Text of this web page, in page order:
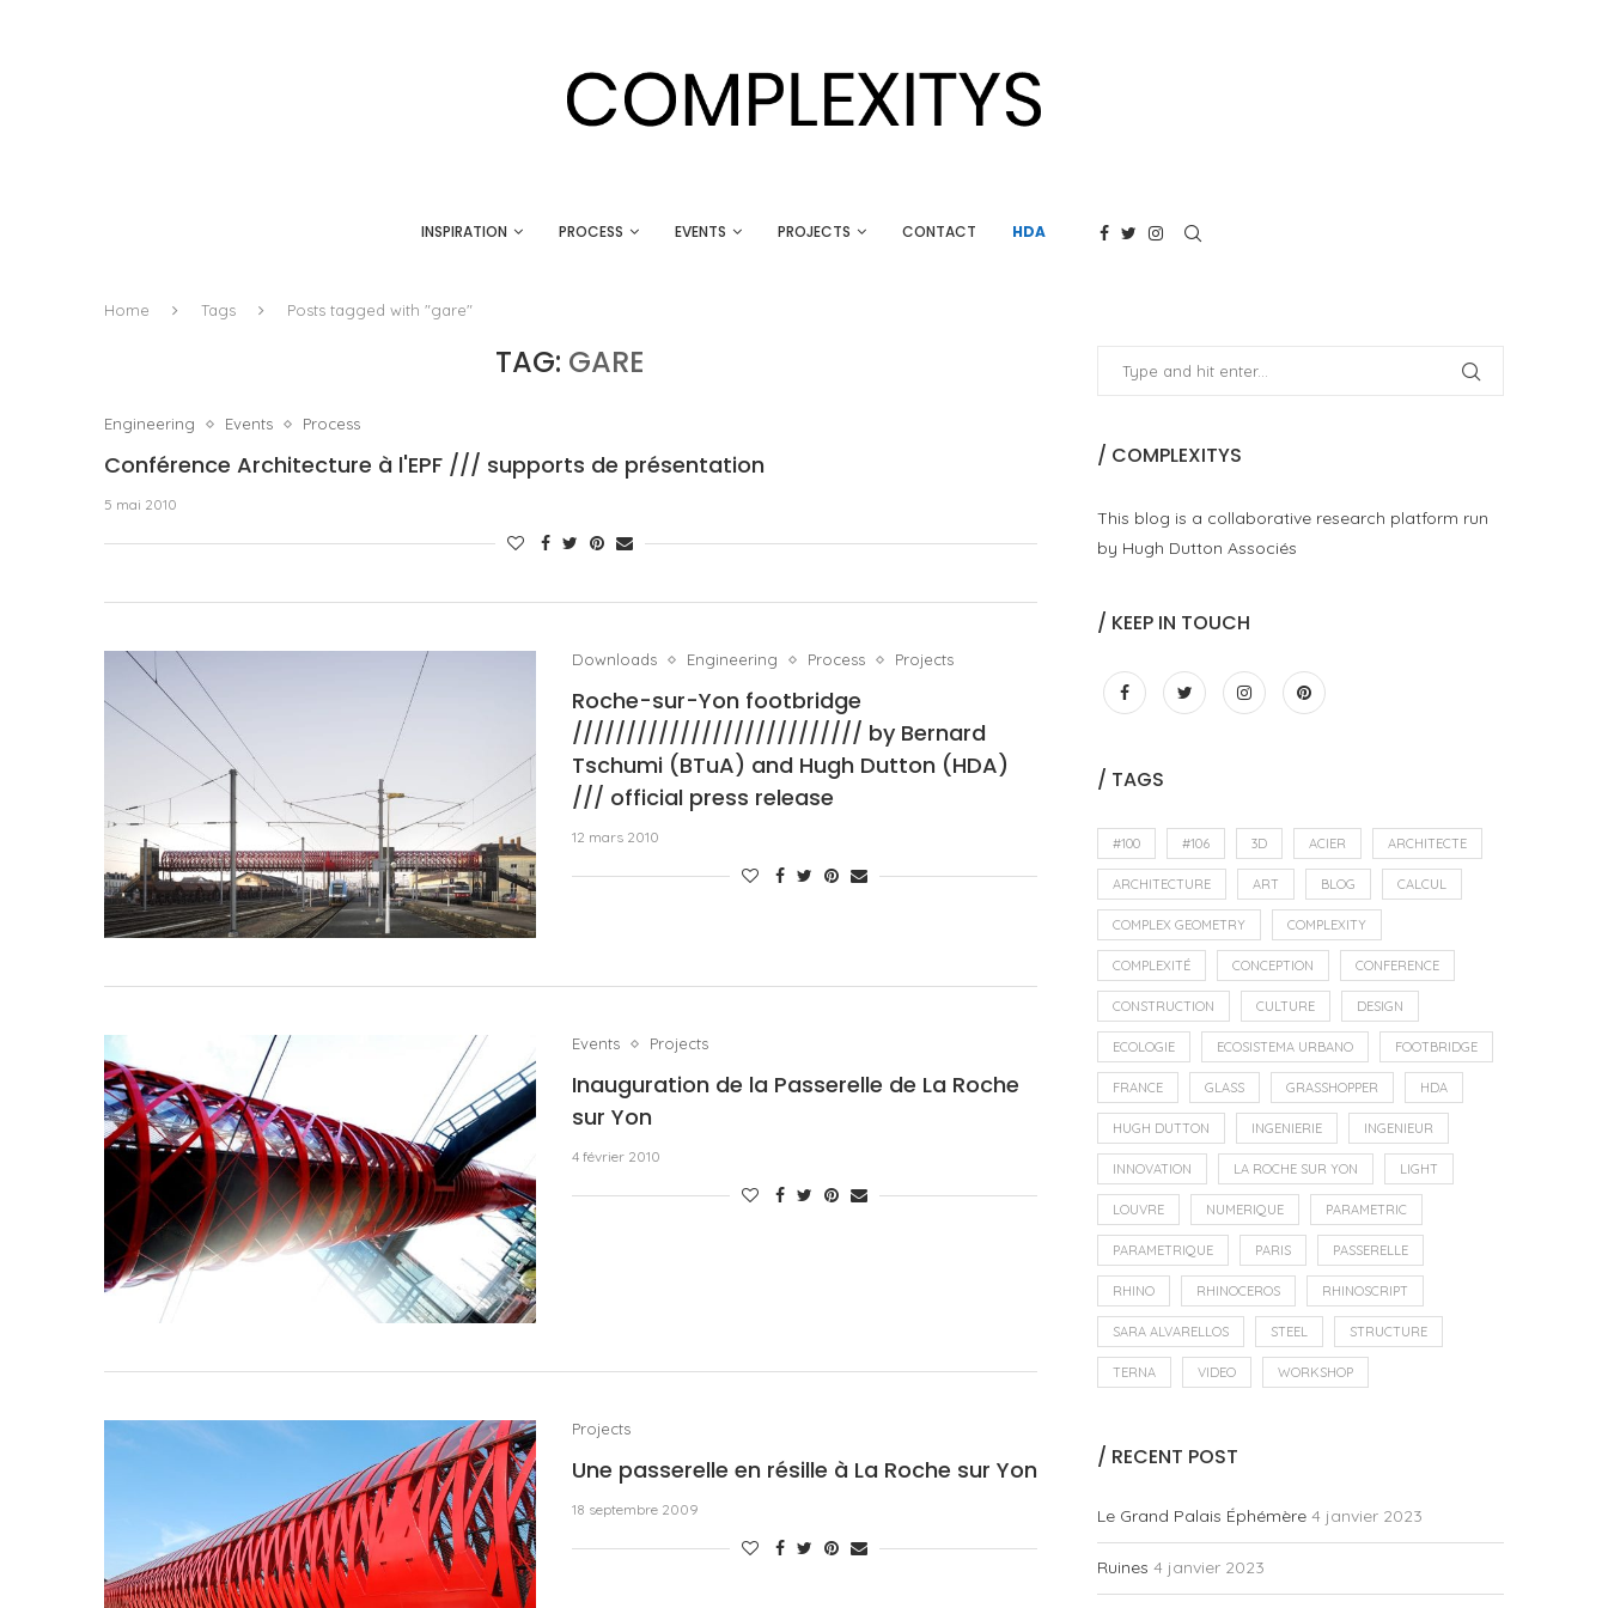
INSPIRATION PROCESS EVENTS PROJECTS CONTACT HDA
Home Tags Posts tagged with "gare"
TAG: GARE
Engineering Events Process
Conférence Architecture à l'EPF /// supports de présentation
5 mai 2010
Downloads Engineering Process Projects
Roche-sur-Yon footbridge
/////////////////////////// by Bernard
Tschumi (BTuA) and Hugh Dutton (HDA)
/// official press release
12 mars 2010
Events Projects
Inauguration de la Passerelle de La Roche
sur Yon
4 février 2010
Projects
Une passerelle en résille à La Roche sur Yon
18 septembre 2009
/ COMPLEXITYS
This blog is a collaborative research platform run
by Hugh Dutton Associés
/ KEEP IN TOUCH
/ TAGS
#100 #106 3D ACIER ARCHITECTE
ARCHITECTURE ART BLOG CALCUL
COMPLEX GEOMETRY COMPLEXITY
COMPLEXITÉ CONCEPTION CONFERENCE
CONSTRUCTION CULTURE DESIGN
ECOLOGIE ECOSISTEMA URBANO FOOTBRIDGE
FRANCE GLASS GRASSHOPPER HDA
HUGH DUTTON INGENIERIE INGENIEUR
INNOVATION LA ROCHE SUR YON LIGHT
LOUVRE NUMERIQUE PARAMETRIC
PARAMETRIQUE PARIS PASSERELLE
RHINO RHINOCEROS RHINOSCRIPT
SARA ALVARELLOS STEEL STRUCTURE
TERNA VIDEO WORKSHOP
/ RECENT POST
Le Grand Palais Éphémère 4 janvier 2023
Ruines 4 janvier 2023